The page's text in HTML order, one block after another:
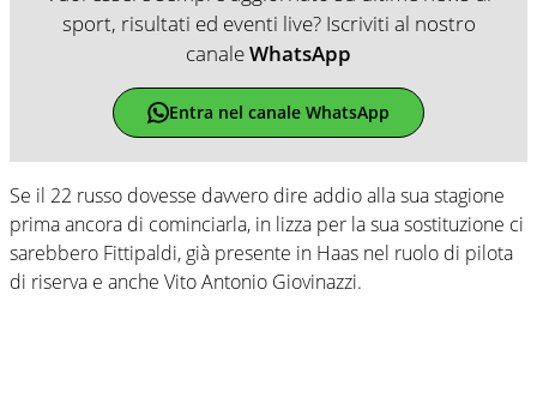
sport, risultati ed eventi live? Iscriviti al nostro
canaleWhatsApp
Entra nel canale WhatsApp
Se il 22 russo dovesse davvero dire addio alla sua stagione
prima ancora di cominciarla, in lizza per la sua sostituzione ci
sarebbero Fittipaldi, già presente in Haas nel ruolo di pilota
di riserva e anche Vito Antonio Giovinazzi.